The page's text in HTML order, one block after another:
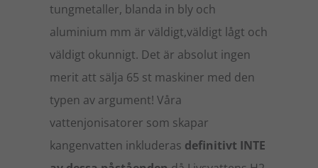
tungmetaller, blanda in bly och
aluminium mm är väldigt,väldigt lågt och
väldigt okunnigt. Det är absolut ingen
merit att sälja 65 st maskiner med den
typen av argument! Våra
vattenjonisatorer som skapar
kangenvatten inkluderas definitivt INTE